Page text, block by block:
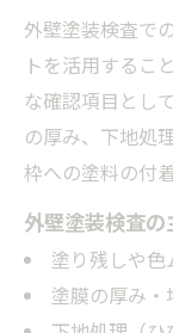
外壁塗装検査で
トを活用するこ
な確認項目とし
の厚み、下地処
枠への塗料の付
外壁塗装検査
塗り残しや色
塗膜の厚み・